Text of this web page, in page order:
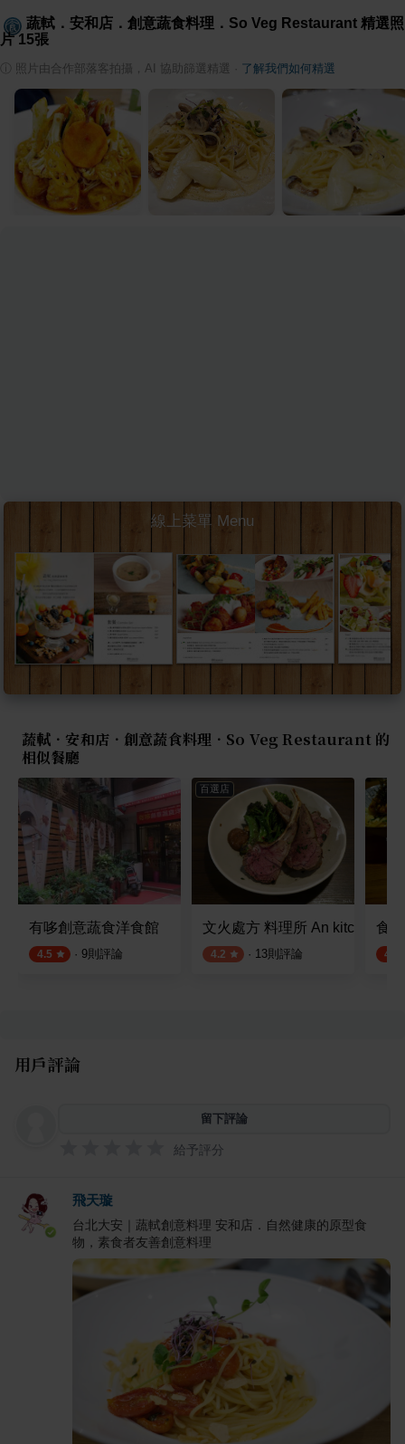
蔬軾．安和店．創意蔬食料理．So Veg Restaurant 精選照
片15張
照片由合作部落客拍攝，AI 協助篩選精選 了解我們如何精選
線上菜單 Menu
蔬軾．安和店．創意蔬食料理．So Veg Restaurant 的
相似餐廳
有哆創意蔬食洋食館
4.5 · 9則評論
百選店
文火處方 料理所 An kitchen
4.2 · 13則評論
食
4.9
用戶評論
留下評論
給予評分
飛天璇
台北大安｜蔬軾創意料理 安和店．自然健康的原型食
物，素食者友善創意料理